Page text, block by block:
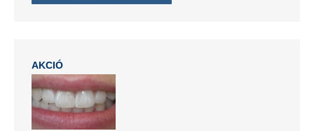
AKCIÓ